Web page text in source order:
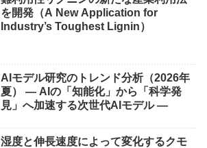
を開発（A New Application for
Industry’s Toughest Lignin）
AIモデル研究のトレンド分析（2026年
夏） ― AIの「知能化」から「科学発
見」へ加速する次世代AIモデル ―
湿度と伸長速度によって変化するクモ